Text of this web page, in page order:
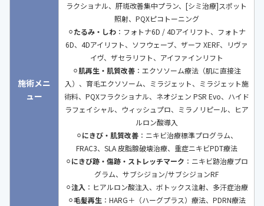
施術メニ
ュー
ラクショナル、肝斑改善集中プラン、[シミ治療]スポット
照射、PQXピコトーニング
⚪︎たるみ・しわ：フォトナ6D / 4Dアイリフト、フォトナ
6D、4Dアイリフト、ソフウェーブ、ザーフ XERF、リヴァ
イヴ、ザセラリフト、アイファインリフト
⚪︎肌再生・肌質改善：エクソソーム療法（肌に直接注
入）、育毛エクソソーム、ミラジェット、ミラジェット施
術料、PQXフラクショナル、ネオジェン PSR Evo、ハイド
ラフェイシャル、ウィッシュプロ、ミラノリピール、ヒア
ルロン酸導入
⚪︎にきび・肌質改善：ニキビ治療標準プログラム、
FRAC3、SLA 皮脂腺破壊治療、重症ニキビPDT療法
⚪︎にきび跡・傷跡・ストレッチマーク ：ニキビ跡治療プロ
グラム、サブシジョン/サブシジョンRF
⚪︎注入 ：ヒアルロン酸注入、ボトックス注射、多汗症治療
⚪︎毛髪再生 ：HARG＋（ハーグプラス）療法、PDRN療法